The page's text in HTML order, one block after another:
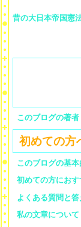
昔の大日本帝国憲
このブログの著
初めての方
このブログの基
初めての方におす
よくある質問と
私の文章について